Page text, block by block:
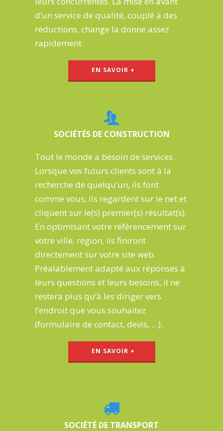
d’un service de qualité, couplé à des
réductions, change la donne assez
rapidement.
EN SAVOIR +
SOCIÉTÉS DE CONSTRUCTION
Tout le monde a besoin de services.
Lorsque vos futurs clients sont à la
recherche de quelqu’un, ils font
comme vous, ils regardent sur le netet
cliquent sur le(s) premier(s) résultat(s).
En optimisant votre référencement sur
votre ville, région, ils finiront
directement sur votre site web.
Préalablement adapté aux réponses à
leurs questions et leurs besoins, il ne
restera plus qu’à les diriger vers
l’endroit que vous souhaitez
(formulaire de contact, devis, …).
EN SAVOIR +
SOCIÉTÉ DE TRANSPORT